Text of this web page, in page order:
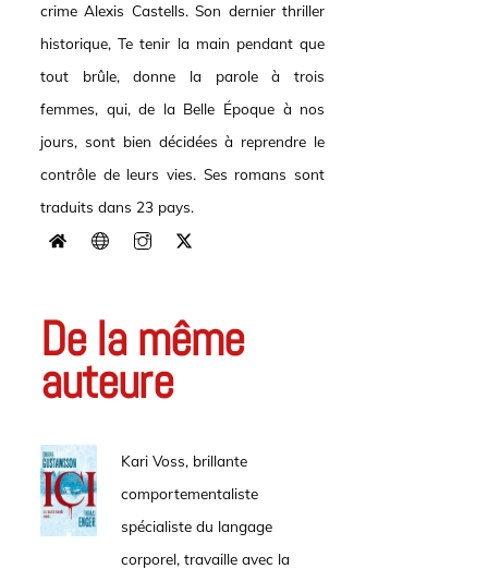
crime Alexis Castells. Son dernier thriller
historique, Te tenir la main pendant que
tout brûle, donne la parole à trois
femmes, qui, de la Belle Époque à nos
jours, sont bien décidées à reprendre le
contrôle de leurs vies. Ses romans sont
traduits dans 23 pays.
De la même
auteure
Kari Voss, brillante
comportementaliste
spécialiste du langage
corporel, travaille avec la